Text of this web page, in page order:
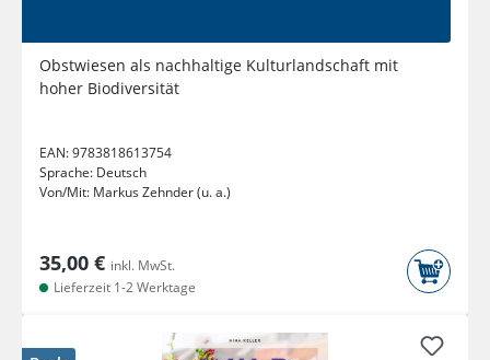
Obstwiesen als nachhaltige Kulturlandschaft mit
hoher Biodiversität
EAN:9783818613754
Sprache: Deutsch
Von/Mit: Markus Zehnder (u. a.)
35,00 € inkl. MwSt.
Lieferzeit 1-2 Werktage